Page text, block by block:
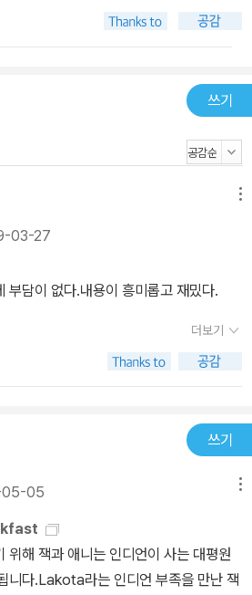
쓰기
03-27
부담이 없다.내용이 흥미롭고 재밌다.
더보기
쓰기
05
위해 잭과 애니는 인디언이 사는 대평원
니다.Lakota라는 인디언 부족을 만난 잭